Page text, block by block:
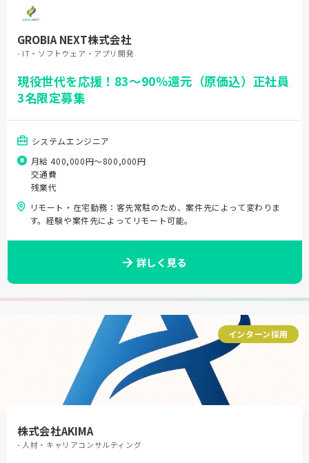
GROBIA NEXT株式会社
- IT・ソフトウェア・アプリ開発
現役世代を応援！83〜90％還元（原価込）正社員
3名限定募集
システムエンジニア
月給 400,000円〜800,000円
交通費
残業代
リモート・在宅勤務：客先常駐のため、案件先によって変わりま
す。経験や案件先によってリモート可能。
詳しく見る
インターン採用
株式会社AKIMA
- 人材・キャリアコンサルティング